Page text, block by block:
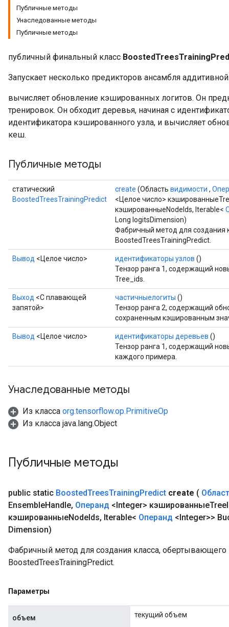
Публичные методы
Унаследованные методы
Публичные методы
публичный финальный класс
Запускает несколько предикторов ансамбля
вычисляет обновление кэшированных логитов. Он
тренировок. Он обходит деревья, начиная с
идентификатора кэшированного узла, и вычисляет
кеш.
Публичные методы
статический
BoostedTreesTrainingPredict
create (Область видимости ,
<Целое число>
кэшированныеNodeIds, Iterable<
Long logitsDimension)
Фабричный метод для создания
BoostedTreesTrainingPredict.
Вывод <Целое число> идентификаторы узлов ()
Тензор ранга 1, содержащий
Tree_ids.
Выход <С плавающей
запятой>
частичныелогиты ()
Тензор ранга 2, содержащий
сохраненным кэшированным
Вывод <Целое число> идентификаторы деревьев ()
Тензор ранга 1, содержащий
каждого примера.
Унаследованные методы
Из класса org.tensorflow.op.PrimitiveOp
Из класса java.lang.Object
Публичные методы
public static BoostedTreesTrainingPredict create (
EnsembleHandle, Операнд <Integer> кэшированныеTree
кэшированныеNodeIds, Iterable< Операнд <Integer>>
Dimension)
Фабричный метод для создания класса,
BoostedTreesTrainingPredict.
Параметры
объем текущий объем